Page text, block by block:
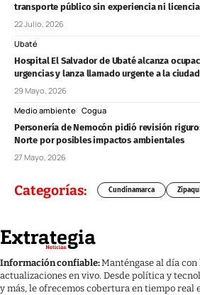
transporte público sin experiencia ni licencia
22 Julio, 2026
Ubaté
Hospital El Salvador de Ubaté alcanza
urgencias y lanza llamado urgente a la
29 Mayo, 2026
Medio ambiente Cogua
Personería de Nemocón pidió revisión
Norte por posibles impactos ambientales
27 Mayo, 2026
Categorías: Cundinamarca
Información confiable:Manténgase al día
actualizaciones en vivo. Desde política y
y más, le ofrecemos cobertura en tiempo real